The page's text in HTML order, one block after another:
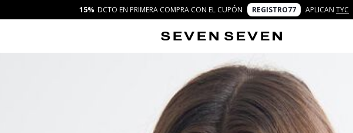
15% DCTO EN PRIMERA COMPRA CON EL CUPÓN REGISTRO77 APLICAN TYC